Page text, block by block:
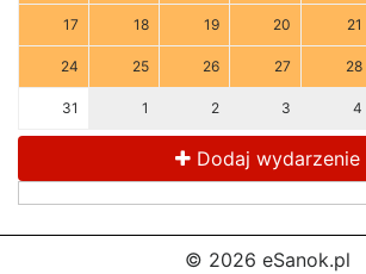
17 18 19 20 21
24 25 26 27 28
31 1 2 3 4
Dodaj wydarzenie
© 2026 eSanok.pl